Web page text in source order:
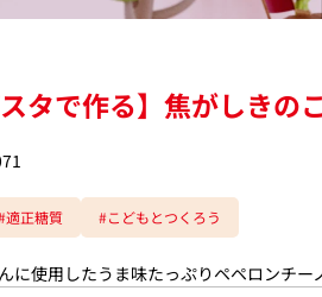
タで作る】焦がしきの
適正糖質 #こどもとつくろう
に使用したうま味たっぷりペペロンチ